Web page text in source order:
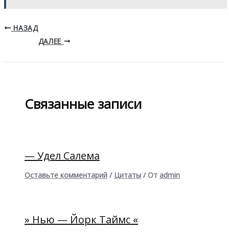
НАЗАД
ДАЛЕЕ
Связанные записи
— Удел Салема
Оставьте комментарий / Цитаты / От admin
» Нью — Йорк Таймс «